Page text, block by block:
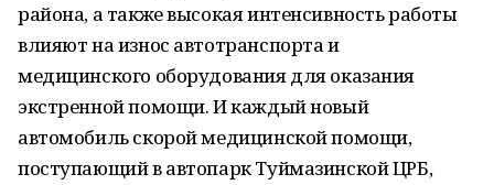
района, а также высокая интенсивность работы
влияют на износ автотранспорта и
медицинского оборудования для оказания
экстренной помощи. И каждый новый
автомобиль скорой медицинской помощи,
поступающий в автопарк Туймазинской ЦРБ,